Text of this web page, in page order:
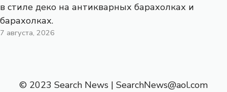
в стиле деко на антикварных барахолках и
барахолках.
7 августа, 2026
© 2023 Search News | SearchNews@aol.com